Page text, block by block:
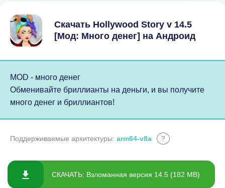
Скачать Hollywood Story v 14.5
[Мод: Много денег] на Андроид
MOD - много денег
Обменивайте бриллианты на деньги, и вы получите
много денег и бриллиантов!
Поддерживаемые архитектуры: arm64-v8a ?
СКАЧАТЬ: Взломанная версия 14.5 (182 MB)